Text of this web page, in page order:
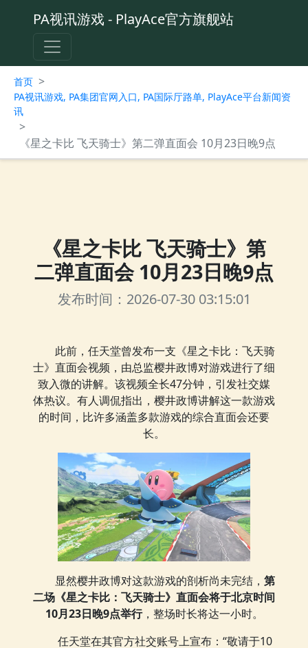
PA视讯游戏 - PlayAce官方旗舰站
首页 >
PA视讯游戏, PA集团官网入口, PA国际厅路单, PlayAce平台新闻资
讯
>
《星之卡比 飞天骑士》第二弹直面会 10月23日晚9点
《星之卡比 飞天骑士》第
二弹直面会 10月23日晚9点
发布时间：2026-07-30 03:15:01
此前，任天堂曾发布一支《星之卡比：飞天骑
士》直面会视频，由总监樱井政博对游戏进行了细
致入微的讲解。该视频全长47分钟，引发社交媒
体热议。有人调侃指出，樱井政博讲解这一款游戏
的时间，比许多涵盖多款游戏的综合直面会还要
长。
显然樱井政博对这款游戏的剖析尚未完结， 第
二场《星之卡比：飞天骑士》直面会将于北京时间
10月23日晚9点举行，整场时长将达一小时。
任天堂在其官方社交账号上宣布：“敬请于10